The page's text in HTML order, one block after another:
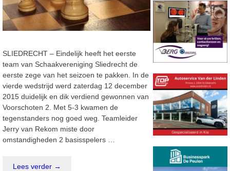
SLIEDRECHT – Eindelijk heeft het eerste
team van Schaakvereniging Sliedrecht de
eerste zege van het seizoen te pakken. In de
vierde wedstrijd werd zaterdag 12 december
2015 duidelijk en dik verdiend gewonnen van
Voorschoten 2. Met 5-3 kwamen de
tegenstanders nog goed weg. Teamleider
Jerry van Rekom miste door
omstandigheden 2 basisspelers …
Lees verder →